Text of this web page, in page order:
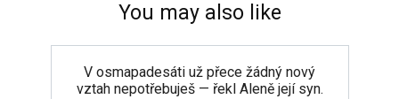
You may also like
V osmapadesáti už přece žádný nový
vztah nepotřebuješ — řekl Aleně její syn.